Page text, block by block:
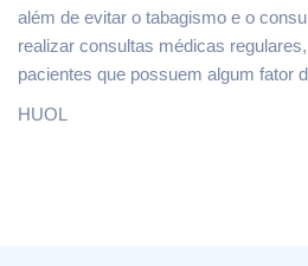
além de evitar o tabagismo e o
realizar consultas médicas
pacientes que possuem algum fator
HUOL